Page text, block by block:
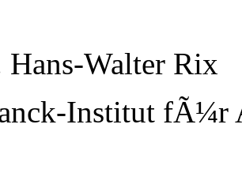
Hans-Walter Rix
Institut fÃ¼r